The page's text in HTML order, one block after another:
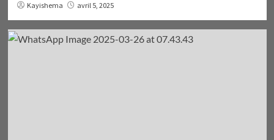
Kayishema avril 5, 2025